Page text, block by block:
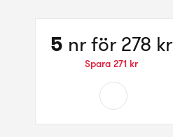
erbjudande:
5
för
för
5 nr för 278 kr
Spara271 kr